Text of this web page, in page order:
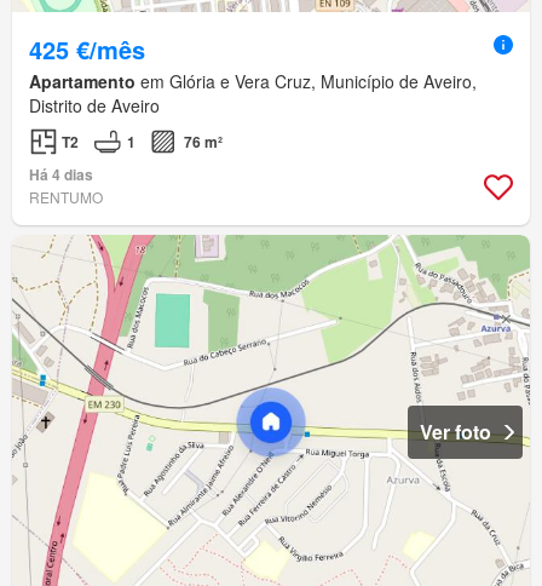
425 €/mês
Apartamento em Glória e Vera Cruz, Município de Aveiro,
Distrito de Aveiro
T2 1
76 m²
Há 4 dias
RENTUMO
Ver foto